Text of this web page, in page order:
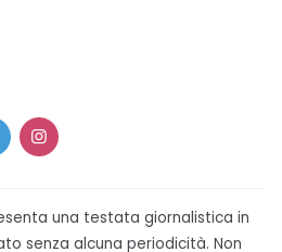
una testata giornalistica in
senza alcuna periodicità. Non